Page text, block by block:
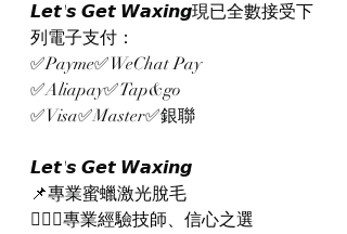
𝙇𝙚𝙩'𝙨 𝙂𝙚𝙩 𝙒𝙖𝙭𝙞𝙣𝙜現已全數接受下
列電子支付：
✅Payme✅WeChat Pay
✅Aliapay✅Tap&go
✅Visa✅Master✅銀聯
𝙇𝙚𝙩'𝙨 𝙂𝙚𝙩 𝙒𝙖𝙭𝙞𝙣𝙜
📌專業蜜蠟激光脫毛
👨🏻‍⚕️專業經驗技師、信心之選